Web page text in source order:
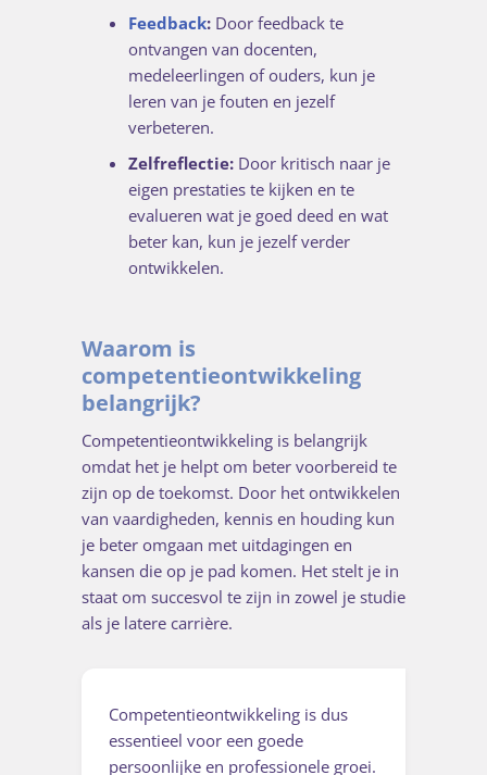
Feedback:Door feedback te
ontvangen van docenten,
medeleerlingen of ouders, kun je
leren van je fouten en jezelf
verbeteren.
Zelfreflectie:Door kritisch naar je
eigen prestaties te kijken en te
evalueren wat je goed deed en wat
beter kan, kun je jezelf verder
ontwikkelen.
Waarom is
competentieontwikkeling
belangrijk?
Competentieontwikkeling is belangrijk
omdat het je helpt om beter voorbereid te
zijn op de toekomst. Door het ontwikkelen
van vaardigheden, kennis en houding kun
je beter omgaan met uitdagingen en
kansen die op je pad komen. Het stelt je in
staat om succesvol te zijn in zowel je studie
als je latere carrière.
Competentieontwikkeling is dus
essentieel voor een goede
persoonlijke en professionele groei.